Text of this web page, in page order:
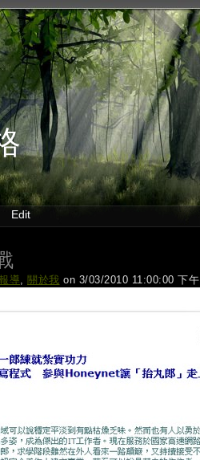
Edit
導, 關於我 on 3/03/2010 11:00:00 下午